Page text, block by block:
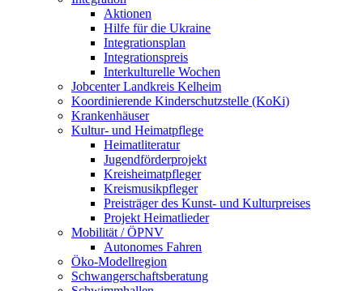
Aktionen
Hilfe für die Ukraine
Integrationsplan
Integrationspreis
Interkulturelle Wochen
Jobcenter Landkreis Kelheim
Koordinierende Kinderschutzstelle (KoKi)
Krankenhäuser
Kultur- und Heimatpflege
Heimatliteratur
Jugendförderprojekt
Kreisheimatpfleger
Kreismusikpfleger
Preisträger des Kunst- und Kulturpreises
Projekt Heimatlieder
Mobilität / ÖPNV
Autonomes Fahren
Öko-Modellregion
Schwangerschaftsberatung